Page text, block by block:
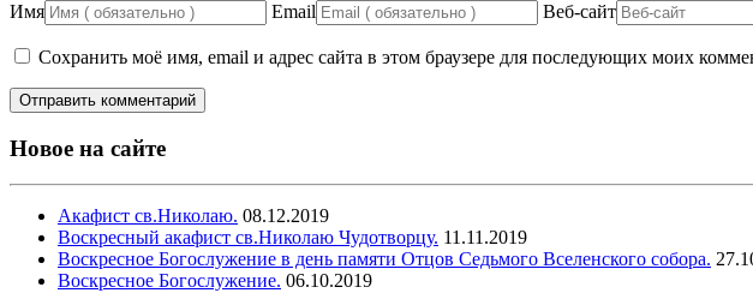
Имя Email Веб-сайт
Сохранить моё имя, email и адрес сайта в этом браузере для последующих моих
Новое на сайте
Акафист св.Николаю. 08.12.2019
Воскресный акафист св.Николаю Чудотворцу. 11.11.2019
Воскресное Богослужение в день памяти Отцов Седьмого Вселенского собора.
Воскресное Богослужение. 06.10.2019